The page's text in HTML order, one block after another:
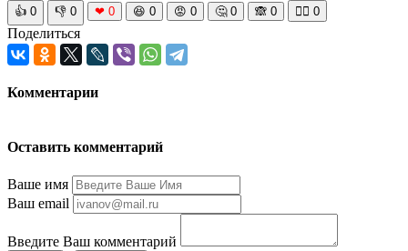
👍 0 👎 0 ❤ 0 😆 0 😡 0 🤔 0 🙈 0 🧘‍♀️ 0
Поделиться
Комментарии
Оставить комментарий
Ваше имя
Ваш email
Введите Ваш комментарий